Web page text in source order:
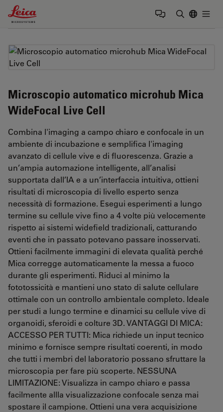
Leica Microsystems Logo
Microscopio automatico microhub Mica
WideFocal Live Cell
Combina l'imaging a campo chiaro e confocale in un
ambiente di incubazione e semplifica l'imaging
avanzato di cellule vive e di fluorescenza. Grazie a
un’ampia automazione intelligente, all’analisi
supportata dall’IA e a un’interfaccia intuitiva, ottieni
risultati di microscopia di livello esperto senza
necessità di formazione. Esegui esperimenti a lungo
termine su cellule vive fino a 4 volte più velocemente
rispetto ai sistemi widefield tradizionali, catturando
eventi che in passato potevano passare inosservati.
Ottieni facilmente immagini di elevata qualità perché
Mica corregge automaticamente la messa a fuoco
durante gli esperimenti. Riduci al minimo la
fototossicità e mantieni uno stato di salute cellulare
ottimale con un controllo ambientale completo. Ideale
per studi a lungo termine e dinamici su cellule vive di
organoidi, sferoidi e colture 3D. VANTAGGI DI MICA:
ACCESSO PER TUTTI: Mica richiede un input tecnico
minimo e fornisce sempre risultati coerenti, in modo
che tutti i membri del laboratorio possano sfruttare la
microscopia per fare più scoperte. NESSUNA
LIMITAZIONE: Visualizza in campo chiaro e passa
facilmente allla visualizzazione confocale senza mai
spostare il campione. Ottieni una vera acquisizione